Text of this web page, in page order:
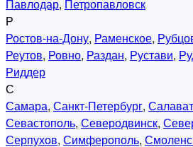
Павлодар, Петропавловск
Р
Ростов-на-Дону, Раменское,
Реутов, Ровно, Раздан, Рустави,
Риддер
С
Самара, Санкт-Петербург, Салават
Севастополь, Северодвинск,
Серпухов, Симферополь,